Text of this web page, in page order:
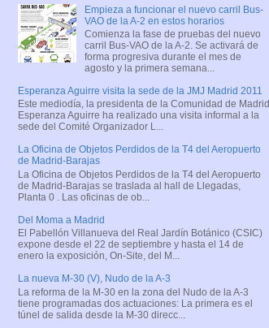
Empieza a funcionar el nuevo carril Bus-
VAO de la A-2 en estos horarios
Comienza la fase de pruebas del nuevo
carril Bus-VAO de la A-2. Se activará de
forma progresiva durante el mes de
agosto y la primera semana...
Esperanza Aguirre visita la sede de la JMJ Madrid 2011
Este mediodía, la presidenta de la Comunidad de Madrid
Esperanza Aguirre ha realizado una visita informal a la
sede del Comité Organizador L...
La Oficina de Objetos Perdidos de la T4 del Aeropuerto
de Madrid-Barajas
La Oficina de Objetos Perdidos de la T4 del Aeropuerto
de Madrid-Barajas se traslada al hall de Llegadas,
Planta 0 . Las oficinas de ob...
Del Moma a Madrid
El Pabellón Villanueva del Real Jardín Botánico (CSIC)
expone desde el 22 de septiembre y hasta el 14 de
enero la exposición, On-Site, del M...
La nueva M-30 (V), Nudo de la A-3
La reforma de la M-30 en la zona del Nudo de la A-3
tiene programadas dos actuaciones: La primera es el
túnel de salida desde la M-30 direcc...